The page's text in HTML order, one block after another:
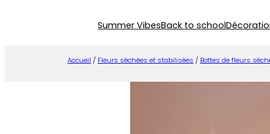
Summer VibesBack to school
Accueil / Fleurs séchées et stabilisées / Bottes de fleurs